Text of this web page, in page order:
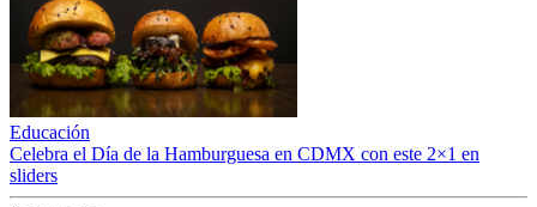
Educación
Celebra el Día de la Hamburguesa en CDMX con este 2×1 en
sliders